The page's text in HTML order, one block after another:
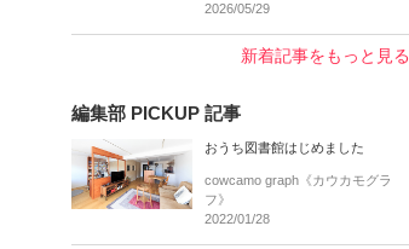
2026/05/29
新着記事をもっと見る
編集部 PICKUP 記事
おうち図書館はじめました
cowcamo graph《カウカモグラ
フ》
2022/01/28